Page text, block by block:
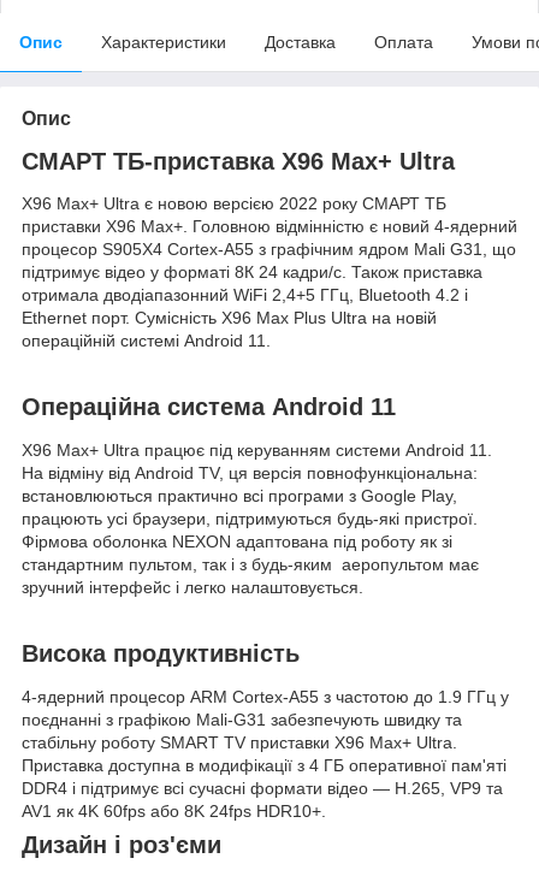
Опис Характеристики Доставка Оплата Умови
Опис
СМАРТ ТБ-приставка X96 Max+ Ultra
X96 Max+ Ultra є новою версією 2022 року СМАРТ ТБ
приставки X96 Max+. Головною відмінністю є новий 4-ядерний
процесор S905X4 Cortex-A55 з графічним ядром Mali G31, що
підтримує відео у форматі 8К 24 кадри/с. Також приставка
отримала дводіапазонний WiFi 2,4+5 ГГц, Bluetooth 4.2 і
Ethernet порт. Сумісність X96 Max Plus Ultra на новій
операційній системі Android 11.
Операційна система Android 11
X96 Max+ Ultra працює під керуванням системи Android 11.
На відміну від Android TV, ця версія повнофункціональна:
встановлюються практично всі програми з Google Play,
працюють усі браузери, підтримуються будь-які пристрої.
Фірмова оболонка NEXON адаптована під роботу як зі
стандартним пультом, так і з будь-яким аеропультом має
зручний інтерфейс і легко налаштовується.
Висока продуктивність
4-ядерний процесор ARM Cortex-A55 з частотою до 1.9 ГГц у
поєднанні з графікою Mali-G31 забезпечують швидку та
стабільну роботу SMART TV приставки X96 Max+ Ultra.
Приставка доступна в модифікації з 4 ГБ оперативної пам'яті
DDR4 і підтримує всі сучасні формати відео — H.265, VP9 та
AV1 як 4K 60fps або 8K 24fps HDR10+.
Дизайн і роз'єми